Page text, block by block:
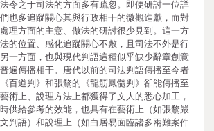
令之于司法的方面多有疏忽。即便研討一位詳
也多追蹤關心其與行政相干的微觀進獻，而對
理方面的主意、做法的研討很少見到。這一方
的位置、感化追蹤關心不敷，且司法不外是行
一方面，也與現代判語這種似乎缺少辭章創意
遍傳播相干。唐代以前的司法判語傳播至今者
百道判》和張鶩的《龍筋鳳髓判》卻能傳播至
術上、說理方法上都獲得了文人的悉心加工，
供給參考的效能，也具有在藝術上（如張鶩嚴
判語）和說理上（如白居易面臨諸多兩難案件